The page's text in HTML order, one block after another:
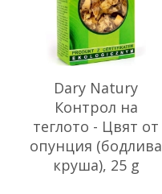
Dary Natury
Контрол на
теглото - Цвят от
опунция (бодлива
круша), 25 g